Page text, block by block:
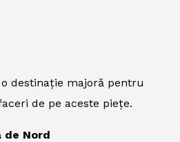
destinație majoră pentru
de pe aceste piețe.
de Nord